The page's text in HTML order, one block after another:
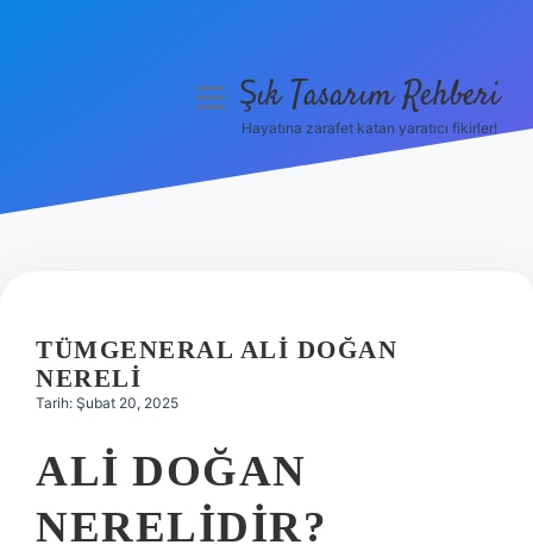
Hakkımızda
menüyüŞık Tasarım Rehberi
Hayatına zarafet katan yaratıcı fikirler!
TÜMGENERAL ALI DOĞAN
NERELI
Tarih: Şubat 20, 2025
ALI DOĞAN
NERELIDIR?